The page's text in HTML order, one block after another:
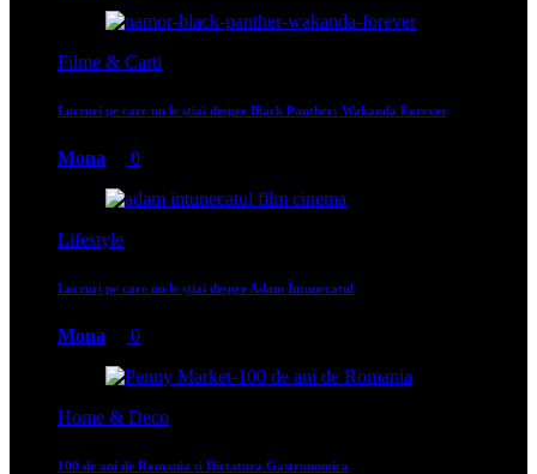
Filme & Carti
Lucruri pe care nu le știai despre Black Panther: Wakanda Forever
Mona 0
Lifestyle
Lucruri pe care nu le știai despre Adam Întunecatul
Mona 0
Home & Deco
100 de ani de Romania si Dictatura Gastronomica